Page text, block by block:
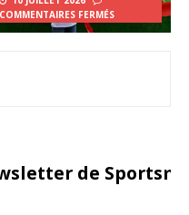
COMMENTAIRES FERMÉS
de